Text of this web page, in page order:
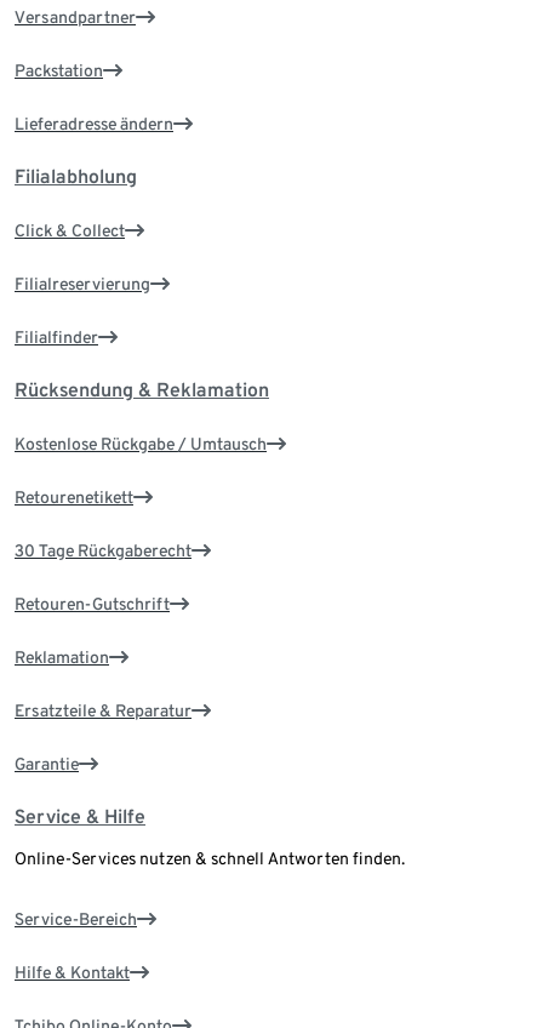
Versandpartner
Packstation
Lieferadresse ändern
Filialabholung
Click & Collect
Filialreservierung
Filialfinder
Rücksendung & Reklamation
Kostenlose Rückgabe / Umtausch
Retourenetikett
30 Tage Rückgaberecht
Retouren-Gutschrift
Reklamation
Ersatzteile & Reparatur
Garantie
Service & Hilfe
Online-Services nutzen & schnell Antworten finden.
Service-Bereich
Hilfe & Kontakt